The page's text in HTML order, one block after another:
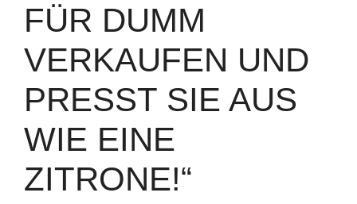
FÜR DUMM
VERKAUFEN UND
PRESST SIE AUS
WIE EINE
ZITRONE!“